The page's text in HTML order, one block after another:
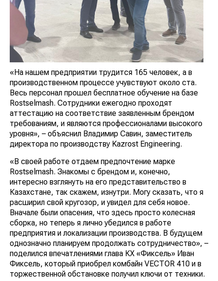
«На нашем предприятии трудится 165 человек, а в
производственном процессе учувствуют около ста.
Весь персонал прошел бесплатное обучение на базе
Rostselmash. Сотрудники ежегодно проходят
аттестацию на соответствие заявленным брендом
требованиям, и являются профессионалами высокого
уровня», – объяснил Владимир Савин, заместитель
директора по производству Kazrost Engineering.
«В своей работе отдаем предпочтение марке
Rostselmash. Знакомы с брендом и, конечно,
интересно взглянуть на его представительство в
Казахстане, так скажем, изнутри. Могу сказать, что я
расширил свой кругозор, и увидел для себя новое.
Вначале были опасения, что здесь просто колесная
сборка, но теперь я лично убедился в работе
предприятия и локализации производства. В будущем
однозначно планируем продолжать сотрудничество», –
поделился впечатлениями глава КХ «Фиксель» Иван
Фиксель, который приобрел комбайн VECTOR 410 и в
торжественной обстановке получил ключи от техники.